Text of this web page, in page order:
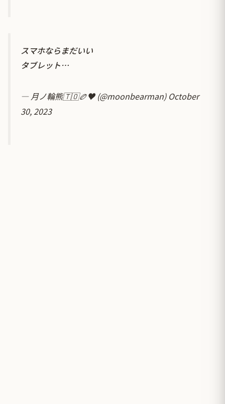
スマホならまだいい
タブレット…
— 月ノ輪熊🇹🇴🏉♥ (@moonbearman) October
30, 2023